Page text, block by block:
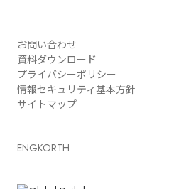
お問い合わせ
資料ダウンロード
プライバシーポリシー
情報セキュリティ基本方針
サイトマップ
ENGKORTH